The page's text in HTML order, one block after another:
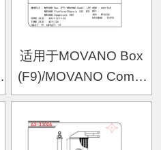
适用于MOVANO Box
(F9)/MOVANO Combi
(J9) MOVANO
Platform/Chassis (U9,
E9) MOVANO